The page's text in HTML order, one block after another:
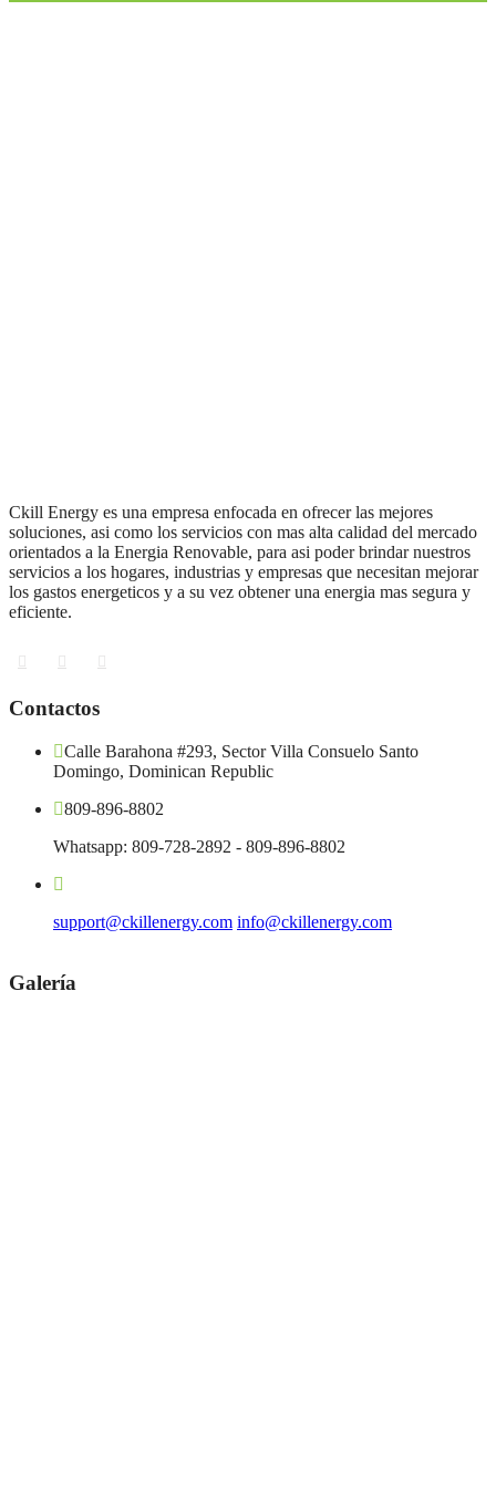
Ckill Energy es una empresa enfocada en ofrecer las mejores
soluciones, asi como los servicios con mas alta calidad del mercado
orientados a la Energia Renovable, para asi poder brindar nuestros
servicios a los hogares, industrias y empresas que necesitan mejorar
los gastos energeticos y a su vez obtener una energia mas segura y
eficiente.
Contactos
Calle Barahona #293, Sector Villa Consuelo Santo
Domingo, Dominican Republic
809-896-8802
Whatsapp: 809-728-2892 - 809-896-8802
support@ckillenergy.com info@ckillenergy.com
Galería